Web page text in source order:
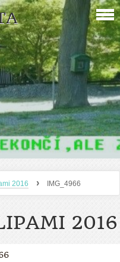
2016 › IMG_4966
2016